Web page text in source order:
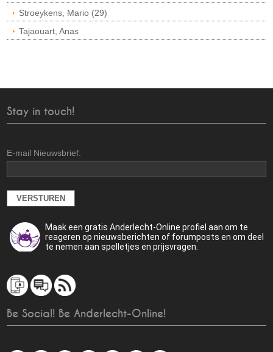
Stroeykens, Mario (29)
Tajaouart, Anas
Stay in touch!
E-mail Nieuwsbrief:
Maak een gratis Anderlecht-Online profiel aan om te
reageren op nieuwsberichten of forumposts en om deel
te nemen aan spelletjes en prijsvragen.
Be Social! Be Anderlecht-Online!